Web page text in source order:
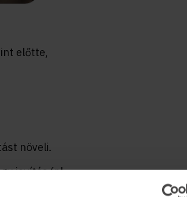
előtte,
növeli.
javítás (pl.